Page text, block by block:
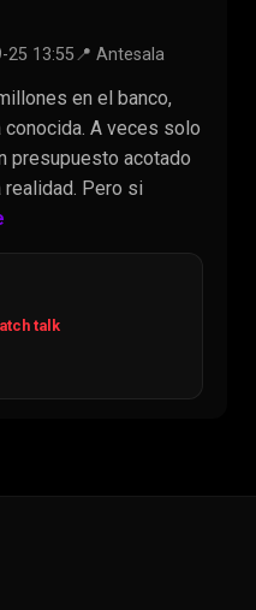
25 13:55📍 Antesala
en el banco,
conocida. A veces solo
presupuesto acotado
realidad. Pero si
talk